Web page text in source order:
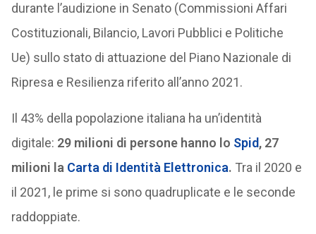
durante l’audizione in Senato (Commissioni Affari
Costituzionali, Bilancio, Lavori Pubblici e Politiche
Ue) sullo stato di attuazione del Piano Nazionale di
Ripresa e Resilienza riferito all’anno 2021.
Il 43% della popolazione italiana ha un’identità
digitale: 29 milioni di persone hanno lo Spid, 27
milioni la Carta di Identità Elettronica. Tra il 2020 e
il 2021, le prime si sono quadruplicate e le seconde
raddoppiate.